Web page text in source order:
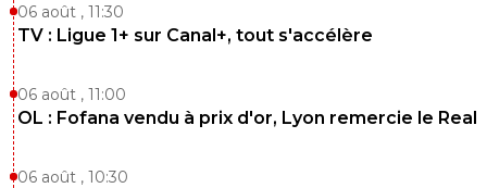
06 août , 11:30
TV : Ligue 1+ sur Canal+, tout s'accélère
06 août , 11:00
OL : Fofana vendu à prix d'or, Lyon remercie le Real
06 août , 10:30